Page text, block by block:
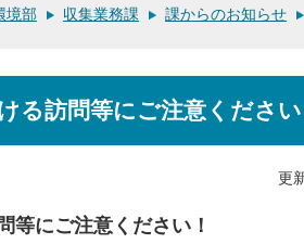
境部 収集業務課 課からのお知らせ
る訪問等にご注意ください
更
等にご注意ください！